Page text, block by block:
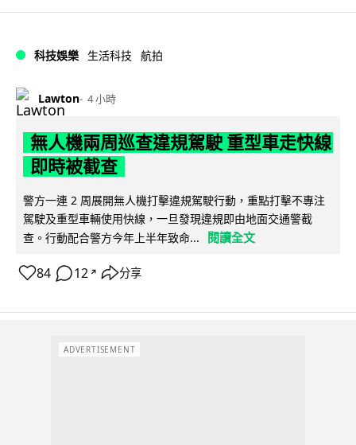
科技娛樂 生活科技 航拍
Lawton 4 小時
無人機兩周巡查違規駕駛 重型車走快線
即時被截查
警方一連 2 周展開無人機打擊違規駕駛行動，重點打擊不專注
駕駛及重型車輛使用快線，一旦發現違規即由地面交通警截
查。行動配合警方今年上半年致命...
閱讀全文
84 12 ↗ 分享
ADVERTISEMENT